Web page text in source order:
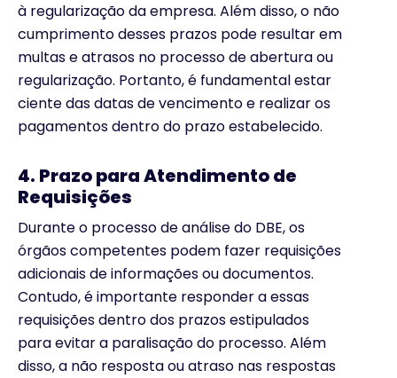
à regularização da empresa. Além disso, o não
cumprimento desses prazos pode resultar em
multas e atrasos no processo de abertura ou
regularização. Portanto, é fundamental estar
ciente das datas de vencimento e realizar os
pagamentos dentro do prazo estabelecido.
4. Prazo para Atendimento de
Requisições
Durante o processo de análise do DBE, os
órgãos competentes podem fazer requisições
adicionais de informações ou documentos.
Contudo, é importante responder a essas
requisições dentro dos prazos estipulados
para evitar a paralisação do processo. Além
disso, a não resposta ou atraso nas respostas